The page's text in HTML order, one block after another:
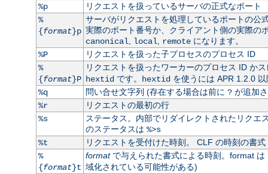
%p
リクエストを扱っているサーバの正式なポート
%
{format}p
サーバがリクエストを処理しているポートの公
実際のポート番号か、クライアント側の実際の
canonical local remoteになります。
%P
リクエストを扱った子プロセスのプロセス ID
%
{format}P
リクエストを扱ったワーカーのプロセス ID か
hextidです。 hextidを使うには APR 1.2.0 以
%q
問い合せ文字列 (存在する場合は前に ?が追加
%r
リクエストの最初の行
%s
ステータス。内部でリダイレクトされたリク
のステータスは %>s
%t
リクエストを受付けた時刻。 CLF の時刻の書
%
{format}t
formatで与えられた書式による時刻。format は
域化されている可能性がある)